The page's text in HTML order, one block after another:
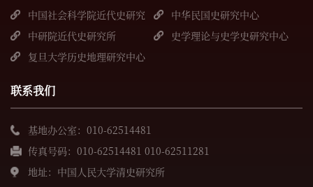
中国社会科学院近代史研究
所
中华民国史研究中心
中研院近代史研究所
史学理论与史学史研究中心
复旦大学历史地理研究中心
联系我们
基地办公室：010-62514481
传真号码：010-62514481 010-62511281
地址：中国人民大学清史研究所